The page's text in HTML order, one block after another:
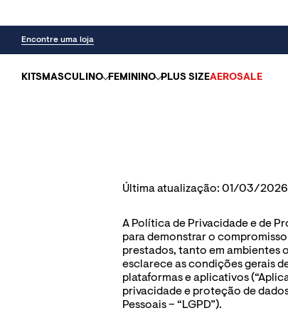
Encontre uma loja
KITSMASCULINO FEMININO PLUS SIZEAEROSALE
Última atualização: 01/03/2026
A Política de Privacidade e de
para demonstrar o
prestados, tanto em ambientes
esclarece as condições gerais
plataformas e aplicativos
privacidade e proteção de
Pessoais – “LGPD”).